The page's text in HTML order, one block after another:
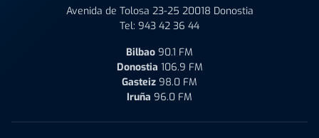
Avenida de Tolosa 23-25 20018 Donostia
Tel: 943 42 36 44
Bilbao 90.1 FM
Donostia 106.9 FM
Gasteiz 98.0 FM
Iruña 96.0 FM